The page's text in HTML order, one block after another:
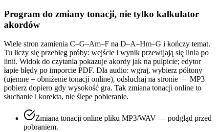
Program do zmiany tonacji, nie tylko kalkulator
akordów
Wiele stron zamienia C–G–Am–F na D–A–Hm–G i kończy temat.
Tu liczy się przebieg próby: wejście i wynik przewijają się linia po
linii. Widok do czytania pokazuje akordy jak na pulpicie; edytor
łapie błędy po imporcie PDF. Dla audio: wgraj, wybierz półtony
(ujemne = obniżenie tonacji online), odsłuchaj na stronie — MP3
pobierz dopiero gdy wysokość gra. Tak zmiana tonacji online to
słuchanie i korekta, nie ślepe pobieranie.
Zmiana tonacji online pliku MP3/WAV — podgląd przed
pobraniem.